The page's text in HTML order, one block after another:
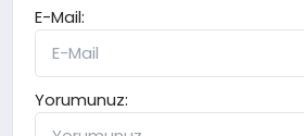
E-Mail:
Yorumunuz: